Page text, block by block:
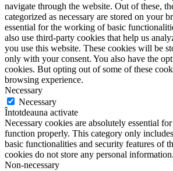
navigate through the website. Out of these,
categorized as necessary are stored on your
essential for the working of basic
also use third-party cookies that help us
you use this website. These cookies will be
only with your consent. You also have the
cookies. But opting out of some of these
browsing experience.
Necessary
Necessary
Întotdeauna activate
Necessary cookies are absolutely essential
function properly. This category only
basic functionalities and security features of
cookies do not store any personal information.
Non-necessary